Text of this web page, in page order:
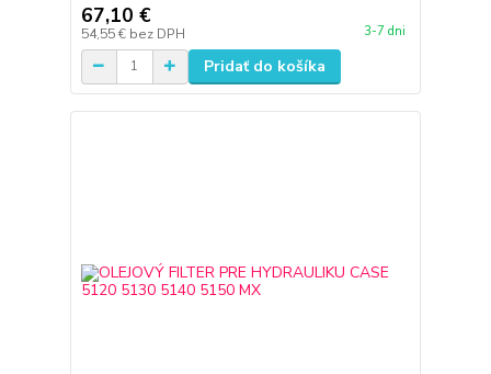
67,10 €
54,55 € bez DPH 3-7 dni
Pridať do košíka